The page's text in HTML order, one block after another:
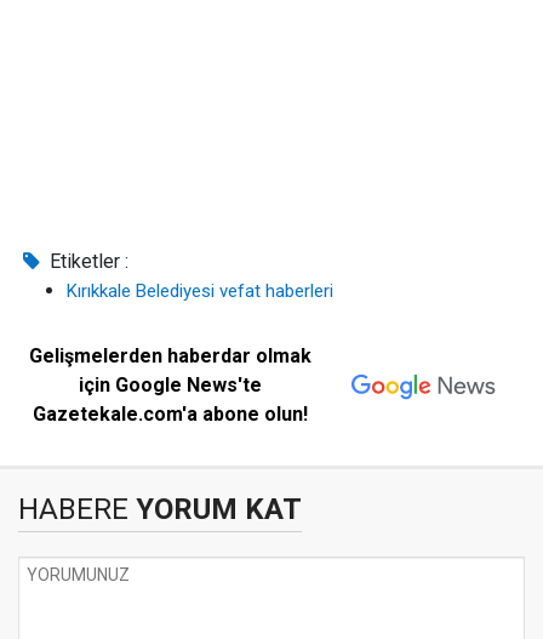
Etiketler :
Kırıkkale Belediyesi vefat haberleri
Gelişmelerden haberdar olmak
için Google News'te
Gazetekale.com'a abone olun!
HABERE YORUM KAT